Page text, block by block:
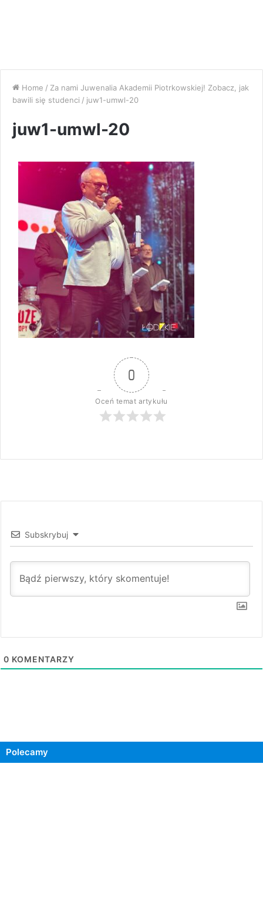
Home / Za nami Juwenalia Akademii Piotrkowskiej! Zobacz, jak
bawili się studenci / juw1-umwl-20
juw1-umwl-20
0
Oceń temat artykułu
Subskrybuj
0 KOMENTARZY
Polecamy